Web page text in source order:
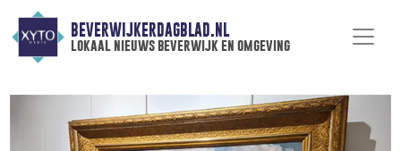
BEVERWIJKERDAGBLAD.NL
lokaal nieuws beverwijk en omgeving